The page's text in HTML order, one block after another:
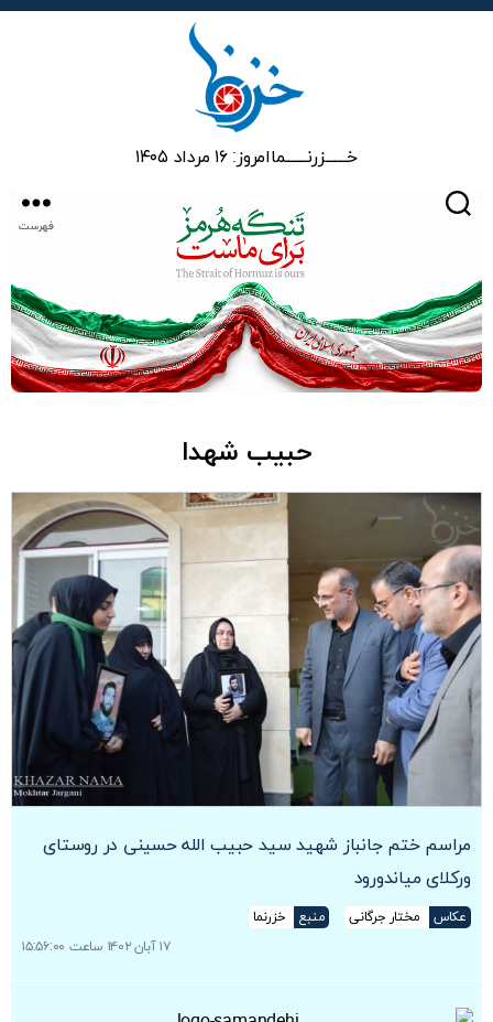
خـــــــزرنـــــــماامروز: ۱۶ مرداد ۱۴۰۵
فهرست
حبیب شهدا
مراسم ختم جانباز شهید سید حبیب الله حسینی در روستای
ورکلای میاندورود
عکاس مختار جرگانی منبع
خزرنما
۱۷ آبان ۱۴۰۲ ساعت ۱۵:۵۶:۰۰